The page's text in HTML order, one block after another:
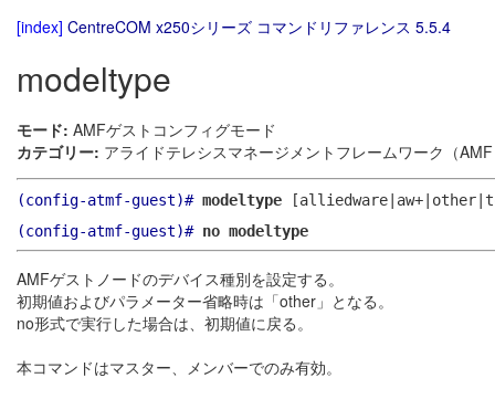
[index] CentreCOM x250シリーズ コマンドリファレンス 5.5.4
modeltype
モード: AMFゲストコンフィグモード
カテゴリー: アライドテレシスマネージメントフレームワーク（
(config-atmf-guest)# modeltype
(config-atmf-guest)# no modeltype
AMFゲストノードのデバイス種別を設定する。
初期値およびパラメーター省略時は「other」となる。
no形式で実行した場合は、初期値に戻る。
本コマンドはマスター、メンバーでのみ有効。